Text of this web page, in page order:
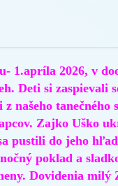
1.apríla 2026, v
Deti si zaspievali
našeho tanečného
Zajko Uško
pustili do jeho
poklad a
Dovidenia milý